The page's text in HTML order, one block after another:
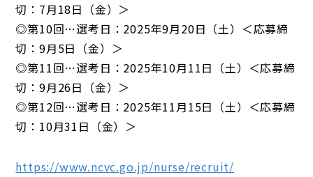
切：7月18日（金）＞
◎第10回…選考日：2025年9月20日（土）＜応募締
切：9月5日（金）＞
◎第11回…選考日：2025年10月11日（土）＜応募締
切：9月26日（金）＞
◎第12回…選考日：2025年11月15日（土）＜応募締
切：10月31日（金）＞
https://www.ncvc.go.jp/nurse/recruit/